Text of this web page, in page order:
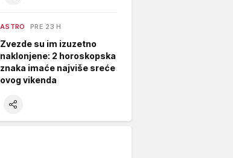
ASTRO PRE 23 H
Zvezde su im izuzetno
naklonjene: 2 horoskopska
znaka imaće najviše sreće
ovog vikenda